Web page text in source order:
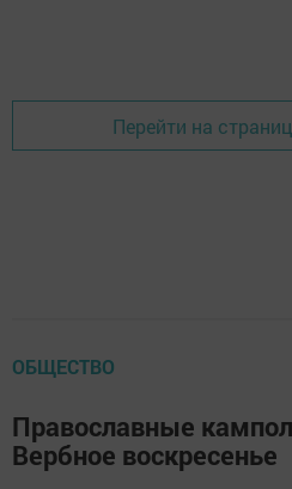
Перейти на
ОБЩЕСТВО
Православные
Вербное воскресенье